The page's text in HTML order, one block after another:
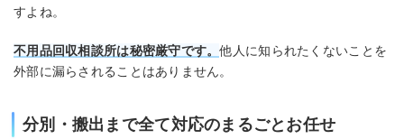
すよね。
不用品回収相談所は秘密厳守です。他人に知られたくないことを
外部に漏らされることはありません。
分別・搬出まで全て対応のまるごとお任せ